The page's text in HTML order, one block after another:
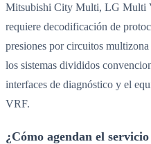
Mitsubishi City Multi, LG Multi
requiere decodificación de
presiones por circuitos
los sistemas divididos
interfaces de diagnóstico y el
VRF.
¿Cómo agendan el